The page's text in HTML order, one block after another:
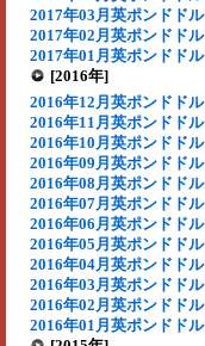
2017年03月英ポンドドル
2017年02月英ポンドドル
2017年01月英ポンドドル
[2016年]
2016年12月英ポンドドル
2016年11月英ポンドドル
2016年10月英ポンドドル
2016年09月英ポンドドル
2016年08月英ポンドドル
2016年07月英ポンドドル
2016年06月英ポンドドル
2016年05月英ポンドドル
2016年04月英ポンドドル
2016年03月英ポンドドル
2016年02月英ポンドドル
2016年01月英ポンドドル